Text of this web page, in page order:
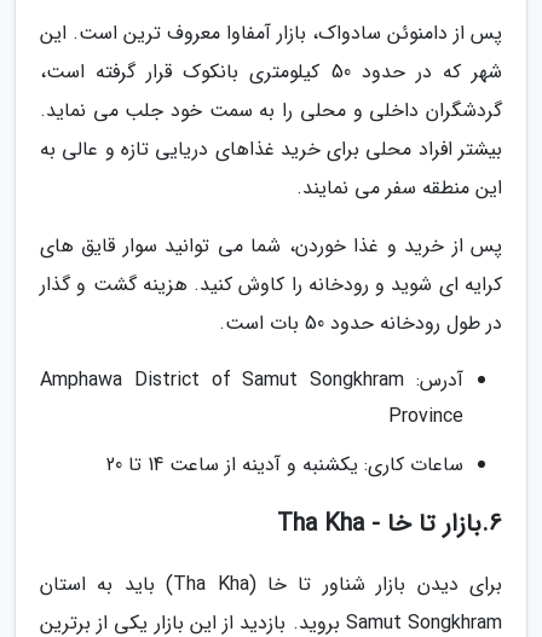
پس از دامنوئن سادواک، بازار آمفاوا معروف ترین است. این
شهر که در حدود 50 کیلومتری بانکوک قرار گرفته است،
گردشگران داخلی و محلی را به سمت خود جلب می نماید.
بیشتر افراد محلی برای خرید غذاهای دریایی تازه و عالی به
این منطقه سفر می نمایند.
پس از خرید و غذا خوردن، شما می توانید سوار قایق های
کرایه ای شوید و رودخانه را کاوش کنید. هزینه گشت و گذار
در طول رودخانه حدود 50 بات است.
آدرس: Amphawa District of Samut Songkhram
Province
ساعات کاری: یکشنبه و آدینه از ساعت 14 تا 20
6.بازار تا خا - Tha Kha
برای دیدن بازار شناور تا خا (Tha Kha) باید به استان
Samut Songkhram بروید. بازدید از این بازار یکی از برترین